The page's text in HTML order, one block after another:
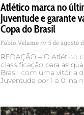
Atlético marca no
Juventude e garante
Copa do Brasil
Fabio Velame 5 de agosto
REDAÇÃO – O Atlético
classificação para as
Brasil com uma vitória
Juventude por 1 a 0, na